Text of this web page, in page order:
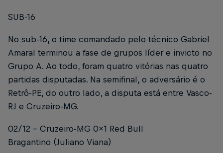
SUB-16
No sub-16, o time comandado pelo técnico Gabriel
Amaral terminou a fase de grupos líder e invicto no
Grupo A. Ao todo, foram quatro vitórias nas quatro
partidas disputadas. Na semifinal, o adversário é o
Retrô-PE, do outro lado, a disputa está entre Vasco-
RJ e Cruzeiro-MG.
02/12 – Cruzeiro-MG 0x1 Red Bull
Bragantino (Juliano Viana)